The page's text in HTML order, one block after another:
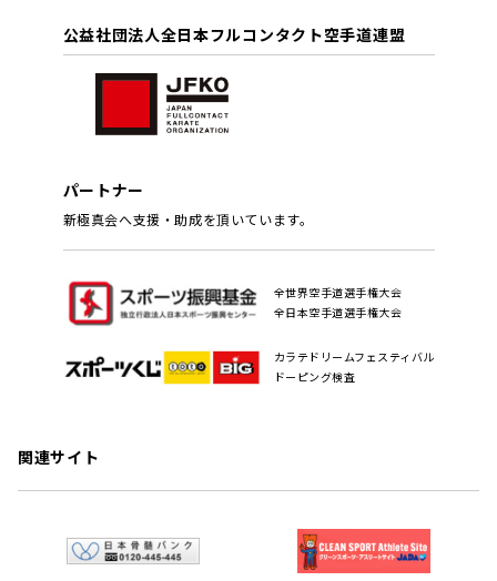
公益社団法人全日本フルコンタクト空手道連盟
パートナー
新極真会へ支援・助成を頂いています。
全世界空手道選手権大会
全日本空手道選手権大会
カラテドリームフェスティバル
ドーピング検査
関連サイト